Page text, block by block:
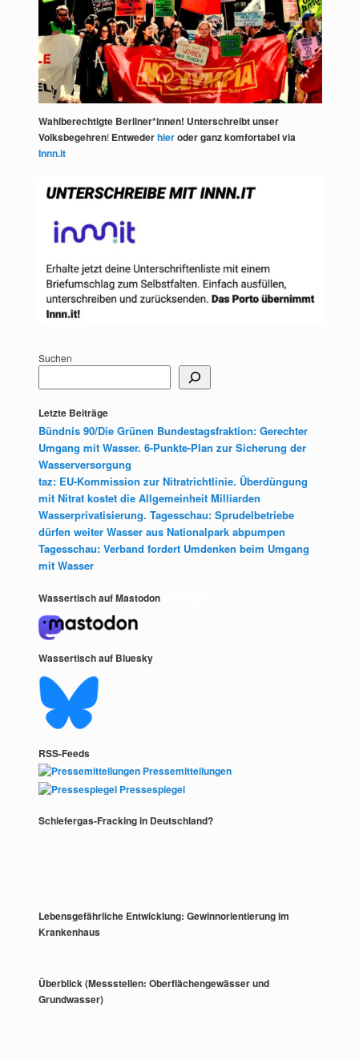
Wahlberechtigte Berliner*innen! Unterschreibt unser
Volksbegehren! Entwederhieroder ganz komfortabel via
Innn.it
Suchen
Letzte Beiträge
Bündnis 90/Die Grünen Bundestagsfraktion: Gerechter
Umgang mit Wasser. 6-Punkte-Plan zur Sicherung der
Wasserversorgung
taz: EU-Kommission zur Nitratrichtlinie. Überdüngung
mit Nitrat kostet die Allgemeinheit Milliarden
Wasserprivatisierung. Tagesschau: Sprudelbetriebe
dürfen weiter Wasser aus Nationalpark abpumpen
Tagesschau: Verband fordert Umdenken beim Umgang
mit Wasser
Wassertisch auf Mastodon
Wassertisch auf Bluesky
RSS-Feeds
Pressemitteilungen
Pressespiegel
Schiefergas-Fracking in Deutschland?
Lebensgefährliche Entwicklung: Gewinnorientierung im
Krankenhaus
Überblick (Messstellen: Oberflächengewässer und
Grundwasser)